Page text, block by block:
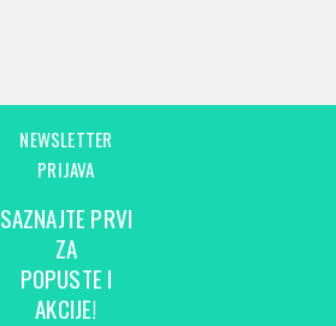
NEWSLETTER
PRIJAVA
SAZNAJTE PRVI
ZA
POPUSTE I
AKCIJE!